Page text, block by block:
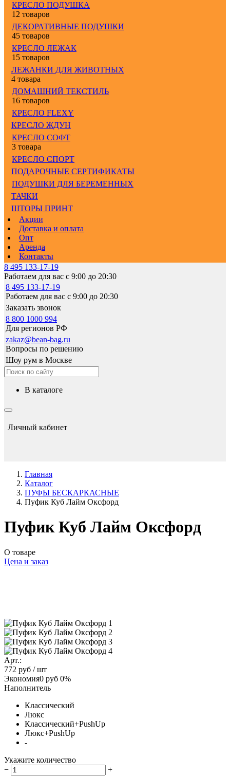
КРЕСЛО ПОДУШКА
12 товаров
ДЕКОРАТИВНЫЕ ПОДУШКИ
45 товаров
КРЕСЛО ЛЕЖАК
15 товаров
ЛЕЖАНКИ ДЛЯ ЖИВОТНЫХ
4 товара
ДОМАШНИЙ ТЕКСТИЛЬ
16 товаров
КРЕСЛО FLEXY
КРЕСЛО ЖДУН
КРЕСЛО СОФТ
3 товара
КРЕСЛО СПОРТ
ПОДАРОЧНЫЕ СЕРТИФИКАТЫ
ПОДУШКИ ДЛЯ БЕРЕМЕННЫХ
ТАЧКИ
ШТОРЫ ПРИНТ
Акции
Доставка и оплата
Опт
Аренда
Контакты
8 495 133-17-19
Работаем для вас с 9:00 до 20:30
8 495 133-17-19
Работаем для вас с 9:00 до 20:30
Заказать звонок
8 800 1000 994
Для регионов РФ
zakaz@bean-bag.ru
Вопросы по решению
Шоу рум в Москве
в каталоге
Личный кабинет
Главная
Каталог
ПУФЫ БЕСКАРКАСНЫЕ
Пуфик Куб Лайм Оксфорд
Пуфик Куб Лайм Оксфорд
О товаре
Цена и заказ
Арт.:
772 руб / шт
Экономия0 руб 0%
Наполнитель
Классический
Люкс
Классический+PushUp
Люкс+PushUp
-
Укажите количество
−
+